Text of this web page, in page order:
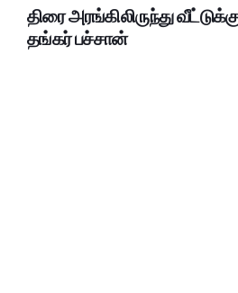
திரை அரங்கிலிருந்து
தங்கர் பச்சான்